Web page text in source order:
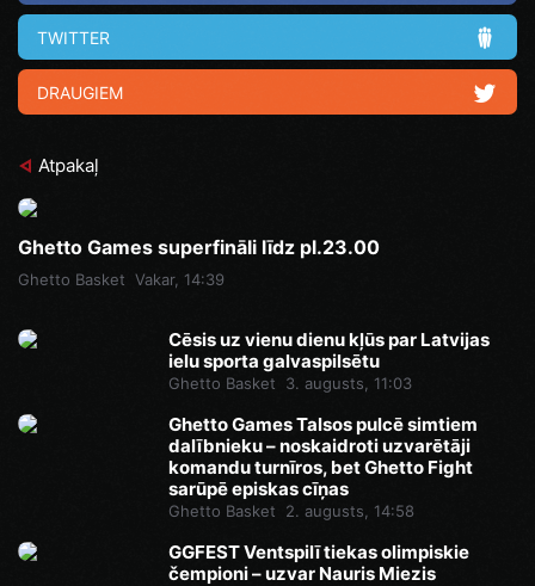
TWITTER
DRAUGIEM
Atpakaļ
Ghetto Games superfināli līdz pl.23.00
Ghetto Basket Vakar, 14:39
Cēsis uz vienu dienu kļūs par Latvijas
ielu sporta galvaspilsētu
Ghetto Basket 3. augusts, 11:03
Ghetto Games Talsos pulcē simtiem
dalībnieku – noskaidroti uzvarētāji
komandu turnīros, bet Ghetto Fight
sarūpē episkas cīņas
Ghetto Basket 2. augusts, 14:58
GGFEST Ventspilī tiekas olimpiskie
čempioni – uzvar Nauris Miezis